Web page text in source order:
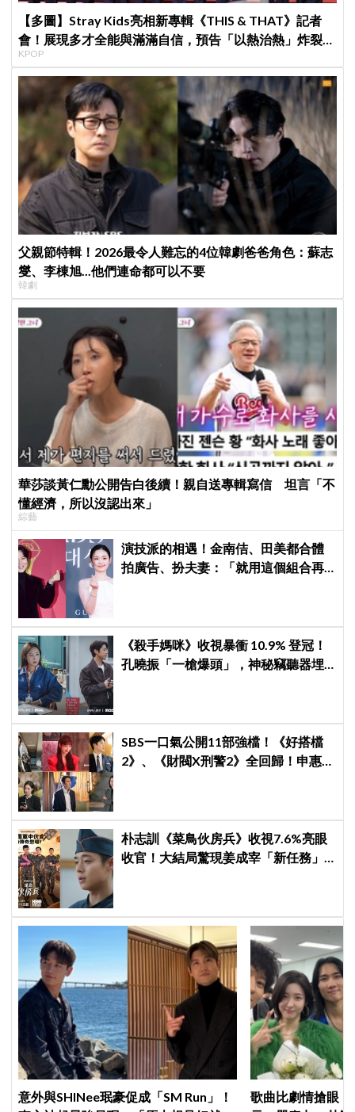
【多圖】Stray Kids亮相新專輯《THIS & THAT》記者
會！展現多才全能與滿滿自信，預告「以熱治熱」炸裂夏
日音樂圈
KPOP
父親節特輯！2026最令人難忘的4位韓劇爸爸角色：蘇志
燮、李棟旭...他們連命都可以不要
韓劇
華莎談黃仁勳公開告白後續！親自送專輯寫信 坦言「不
懂經濟，所以沒認出來」
綜藝
演技派的相遇！金南佶、田美都合體
拍廣告、扮夫妻：「就用這個組合再
《殺手媽咪》收視暴衝 10.9% 登冠！
孔曉振「一槍爆頭」，神秘竊聽器埋
SBS一口氣公開11部強檔！《好搭檔
2》、《財閥X刑警2》全回歸！申惠
朴志訓《菜鳥伙房兵》收視7.6%亮眼
收官！大結局驚現姜成宰「新任務」
意外與SHINee珉豪促成「SM Run」！
歌曲比劇情搶眼